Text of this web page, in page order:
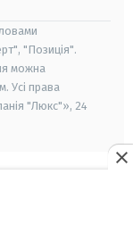
"Позиція".
можна
Усі права
"Люкс"», 24